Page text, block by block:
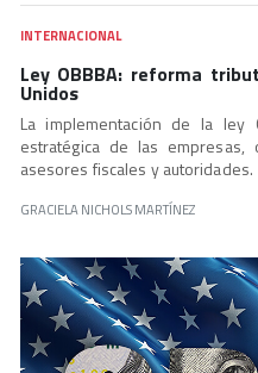
INTERNACIONAL
Ley OBBBA: reforma
Unidos
La implementación de la ley
estratégica de las
asesores fiscales y autoridades.
GRACIELA NICHOLS MARTÍNEZ